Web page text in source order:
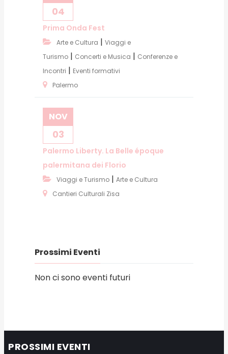
04
Prima Onda Fest
Arte e Cultura | Viaggi e
Turismo | Concerti e Musica | Conferenze e
Incontri | Eventi formativi
Palermo
NOV
03
Palermo Liberty. La Belle époque
palermitana dei Florio
Viaggi e Turismo | Arte e Cultura
Cantieri Culturali Zisa
Prossimi Eventi
Non ci sono eventi futuri
PROSSIMI EVENTI